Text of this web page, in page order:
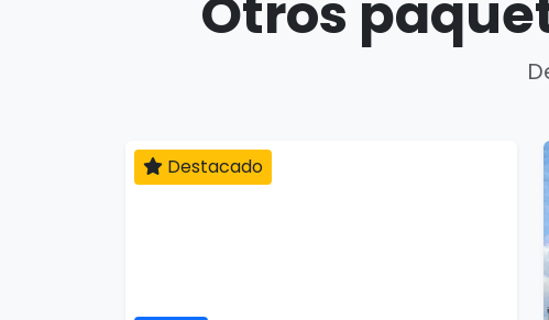
Otros
Destacado